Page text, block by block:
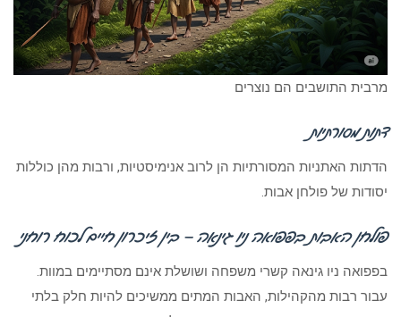
מרבית התושבים הם נוצרים
דתות מסורתיות
הדתות האתניות המסורתיות הן לרוב אנימיסטיות, ורבות מהן כוללות
יסודות של פולחן אבות.
פולחן האבות בפפואה ניו גינאה – בין זיכרון חיים לכוח רוחני
בפפואה ניו גינאה קשרי משפחה ושושלת אינם מסתיימים במוות.
עבור רבות מהקהילות, האבות המתים ממשיכים להיות חלק בלתי